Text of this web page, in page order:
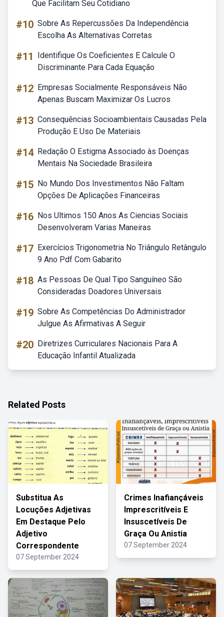
Que Facilitam Seu Cotidiano
#10 Sobre As Repercussões Da Independência
Escolha As Alternativas Corretas
#11
Identifique Os Coeficientes E Calcule O
Discriminante Para Cada Equação
#12 Empresas Socialmente Responsáveis Não
Apenas Buscam Maximizar Os Lucros
#13 Consequências Socioambientais Causadas Pela
Produção E Uso De Materiais
#14 Redação O Estigma Associado às Doenças
Mentais Na Sociedade Brasileira
#15 No Mundo Dos Investimentos Não Faltam
Opções De Aplicações Financeiras
#16 Nos Ultimos 150 Anos As Ciencias Sociais
Desenvolveram Varias Maneiras
#17 Exercícios Trigonometria No Triângulo Retângulo
9 Ano Pdf Com Gabarito
#18 As Pessoas De Qual Tipo Sanguíneo São
Consideradas Doadores Universais
#19 Sobre As Competências Do Administrador
Julgue As Afirmativas A Seguir
#20 Diretrizes Curriculares Nacionais Para A
Educação Infantil Atualizada
Related Posts
Substitua As
Locuções Adjetivas
Em Destaque Pelo
Adjetivo
Correspondente
07 September 2024
Crimes Inafiançáveis
Imprescritíveis E
Insuscetíveis De
Graça Ou Anistia
07 September 2024